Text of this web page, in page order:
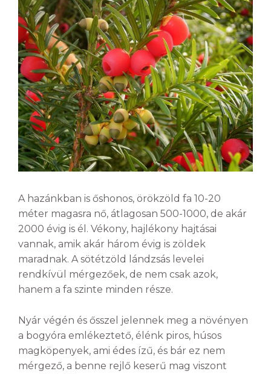
A hazánkban is őshonos, örökzöld fa 10-20
méter magasra nő, átlagosan 500-1000, de akár
2000 évig is él. Vékony, hajlékony hajtásai
vannak, amik akár három évig is zöldek
maradnak. A sötétzöld lándzsás levelei
rendkívül mérgezőek, de nem csak azok,
hanem a fa szinte minden része.
Nyár végén és ősszel jelennek meg a növényen
a bogyóra emlékeztető, élénk piros, húsos
magköpenyek, ami édes ízű, és bár ez nem
mérgező, a benne rejlő keserű mag viszont